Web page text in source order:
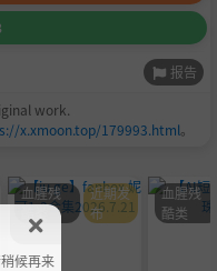
报告
work.
x.xmoon.top/179993.html。
血腥残
近期发
布
血腥残
酷类
候再来